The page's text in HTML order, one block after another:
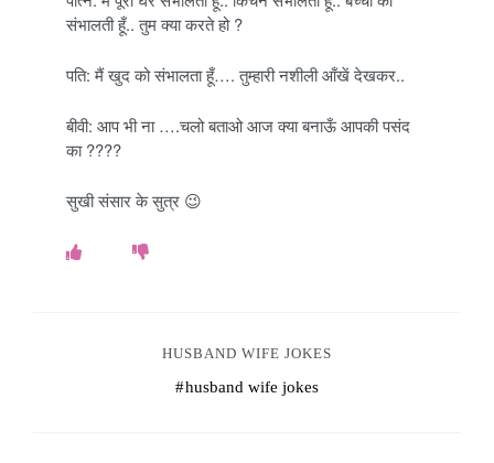
संभालती हूँ.. तुम क्या करते हो ?
पति: मैं खुद को संभालता हूँ…. तुम्हारी नशीली आँखें देखकर..
बीवी: आप भी ना ….चलो बताओ आज क्या बनाऊँ आपकी पसंद
का ????
सुखी संसार के सुत्र 😉
HUSBAND WIFE JOKES
husband wife jokes